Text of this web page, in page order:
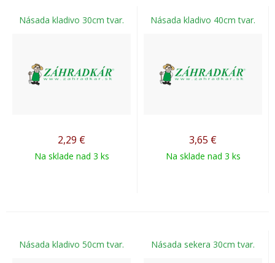
Násada kladivo 30cm tvar.
2,29 €
Na sklade nad 3 ks
Násada kladivo 40cm tvar.
3,65 €
Na sklade nad 3 ks
Násada kladivo 50cm tvar. Násada sekera 30cm tvar.